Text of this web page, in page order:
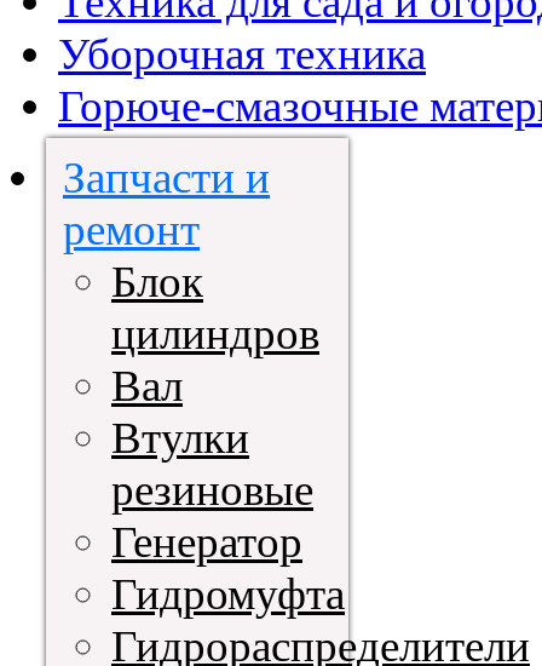
Уборочная техника
Горюче-смазочные
Запчасти и
ремонт
Блок
цилиндров
Вал
Втулки
резиновые
Генератор
Гидромуфта
Гидрораспределители